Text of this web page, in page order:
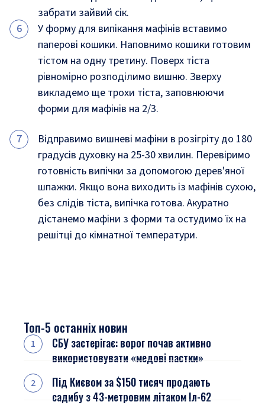
забрати зайвий сік.
У форму для випікання мафінів вставимо
паперові кошики. Наповнимо кошики готовим
тістом на одну третину. Поверх тіста
рівномірно розподілимо вишню. Зверху
викладемо ще трохи тіста, заповнюючи
форми для мафінів на 2/3.
Відправимо вишневі мафіни в розігріту до 180
градусів духовку на 25-30 хвилин. Перевіримо
готовність випічки за допомогою дерев'яної
шпажки. Якщо вона виходить із мафінів сухою,
без слідів тіста, випічка готова. Акуратно
дістанемо мафіни з форми та остудимо їх на
решітці до кімнатної температури.
Топ-5 останніх новин
СБУ застерігає: ворог почав активно
використовувати «медові пастки»
Під Києвом за $150 тисяч продають
садибу з 43-метровим літаком Іл-62